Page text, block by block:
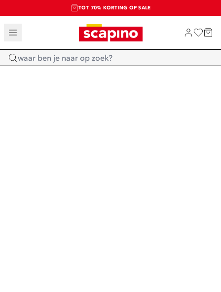
TOT 70% KORTING OP SALE
SALE: LAATSTE KANS!
SHOP NIEUW
Home